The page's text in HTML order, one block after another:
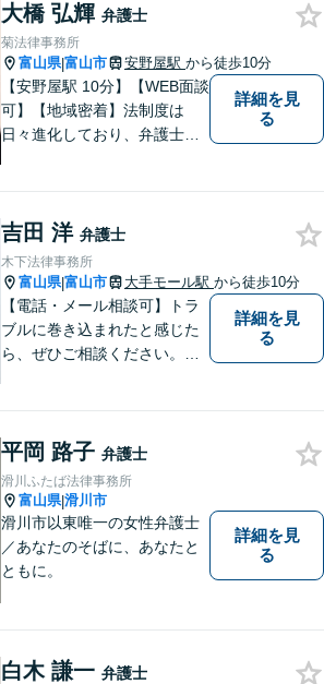
ださい。
大橋 弘輝 弁護士
菊法律事務所
富山県|富山市 安野屋駅 から徒歩10分
【安野屋駅 10分】【WEB面談
可】【地域密着】法制度は
日々進化しており、弁護士に
の声にしっかり耳を傾ける姿
勢は変わりません。
詳細を見
る
吉田 洋 弁護士
木下法律事務所
富山県|富山市 大手モール駅 から徒歩10分
【電話・メール相談可】トラ
ブルに巻き込まれたと感じた
ら、ぜひご相談ください。離
を解決するため、迅速かつ丁
寧にサポートいたします。
【夜間対応可能】
詳細を見
る
平岡 路子 弁護士
滑川ふたば法律事務所
富山県|滑川市
滑川市以東唯一の女性弁護士
／あなたのそばに、あなたと
ともに。
詳細を見
る
白木 謙一 弁護士